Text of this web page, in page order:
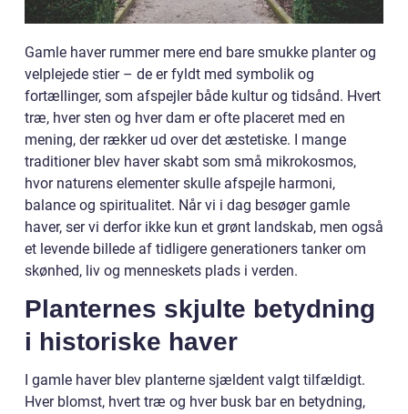
Gamle haver rummer mere end bare smukke planter og
velplejede stier – de er fyldt med symbolik og
fortællinger, som afspejler både kultur og tidsånd. Hvert
træ, hver sten og hver dam er ofte placeret med en
mening, der rækker ud over det æstetiske. I mange
traditioner blev haver skabt som små mikrokosmos,
hvor naturens elementer skulle afspejle harmoni,
balance og spiritualitet. Når vi i dag besøger gamle
haver, ser vi derfor ikke kun et grønt landskab, men også
et levende billede af tidligere generationers tanker om
skønhed, liv og menneskets plads i verden.
Planternes skjulte betydning
i historiske haver
I gamle haver blev planterne sjældent valgt tilfældigt.
Hver blomst, hvert træ og hver busk bar en betydning,